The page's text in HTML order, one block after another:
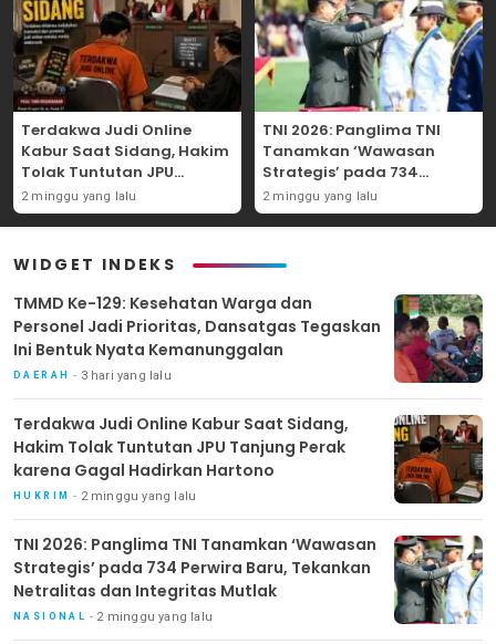
Terdakwa Judi Online
Kabur Saat Sidang, Hakim
Tolak Tuntutan JPU
Tanjung Perak karena
Gagal Hadirkan Hartono
2 minggu yang lalu
TNI 2026: Panglima TNI
Tanamkan ‘Wawasan
Strategis’ pada 734
Perwira Baru, Tekankan
Netralitas dan Integritas
2 minggu yang lalu
WIDGET INDEKS
TMMD Ke-129: Kesehatan Warga dan
Personel Jadi Prioritas, Dansatgas Tegaskan
Ini Bentuk Nyata Kemanunggalan
DAERAH 3 hari yang lalu
Terdakwa Judi Online Kabur Saat Sidang,
Hakim Tolak Tuntutan JPU Tanjung Perak
karena Gagal Hadirkan Hartono
HUKRIM 2 minggu yang lalu
TNI 2026: Panglima TNI Tanamkan ‘Wawasan
Strategis’ pada 734 Perwira Baru, Tekankan
Netralitas dan Integritas Mutlak
NASIONAL 2 minggu yang lalu